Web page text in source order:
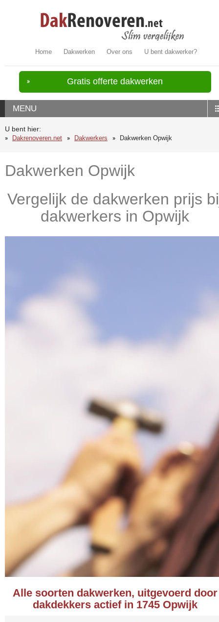
Home Dakwerken Over ons U bent dakwerker?
Gratis offerte dakwerken
MENU
U bent hier:
Dakrenoveren.net
Dakwerkers Dakwerken Opwijk
Dakwerken Opwijk
Vergelijk de dakwerken prijs
dakwerkers in Opwijk
Alle soorten dakwerken, uitgevoerd door
dakdekkers actief in 1745 Opwijk